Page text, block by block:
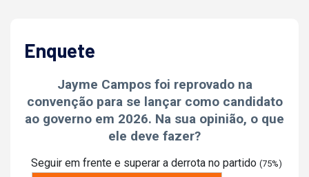
Enquete
Jayme Campos foi reprovado na
convenção para se lançar como candidato
ao governo em 2026. Na sua opinião, o que
ele deve fazer?
Seguir em frente e superar a derrota no partido (75%)